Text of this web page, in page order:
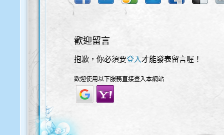
歡迎留言
抱歉，你必須要登入 才能發表留言喔！
歡迎使用以下服務直接登入本網站